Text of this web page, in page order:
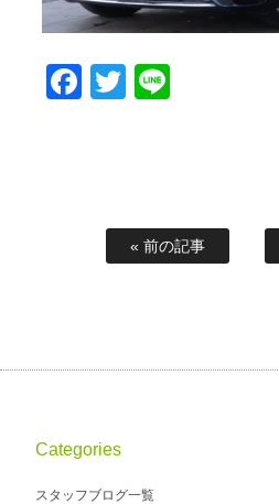
Facebook
Twitter
« 前の記事
Categories
スタッフブログ一覧